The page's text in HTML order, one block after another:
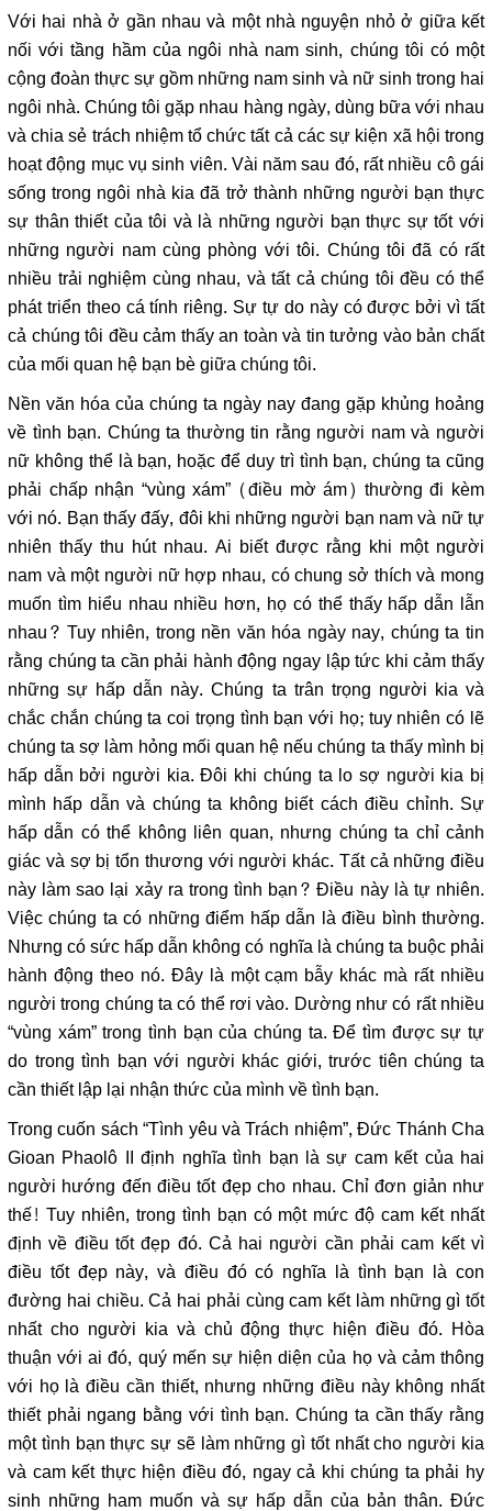
Với hai nhà ở gần nhau và một nhà nguyện nhỏ ở giữa kết
nối với tầng hầm của ngôi nhà nam sinh, chúng tôi có một
cộng đoàn thực sự gồm những nam sinh và nữ sinh trong hai
ngôi nhà. Chúng tôi gặp nhau hàng ngày, dùng bữa với nhau
và chia sẻ trách nhiệm tổ chức tất cả các sự kiện xã hội trong
hoạt động mục vụ sinh viên. Vài năm sau đó, rất nhiều cô gái
sống trong ngôi nhà kia đã trở thành những người bạn thực
sự thân thiết của tôi và là những người bạn thực sự tốt với
những người nam cùng phòng với tôi. Chúng tôi đã có rất
nhiều trải nghiệm cùng nhau, và tất cả chúng tôi đều có thể
phát triển theo cá tính riêng. Sự tự do này có được bởi vì tất
cả chúng tôi đều cảm thấy an toàn và tin tưởng vào bản chất
của mối quan hệ bạn bè giữa chúng tôi.
Nền văn hóa của chúng ta ngày nay đang gặp khủng hoảng
về tình bạn. Chúng ta thường tin rằng người nam và người
nữ không thể là bạn, hoặc để duy trì tình bạn, chúng ta cũng
phải chấp nhận “vùng xám” (điều mờ ám) thường đi kèm
với nó. Bạn thấy đấy, đôi khi những người bạn nam và nữ tự
nhiên thấy thu hút nhau. Ai biết được rằng khi một người
nam và một người nữ hợp nhau, có chung sở thích và mong
muốn tìm hiểu nhau nhiều hơn, họ có thể thấy hấp dẫn lẫn
nhau? Tuy nhiên, trong nền văn hóa ngày nay, chúng ta tin
rằng chúng ta cần phải hành động ngay lập tức khi cảm thấy
những sự hấp dẫn này. Chúng ta trân trọng người kia và
chắc chắn chúng ta coi trọng tình bạn với họ; tuy nhiên có lẽ
chúng ta sợ làm hỏng mối quan hệ nếu chúng ta thấy mình bị
hấp dẫn bởi người kia. Đôi khi chúng ta lo sợ người kia bị
mình hấp dẫn và chúng ta không biết cách điều chỉnh. Sự
hấp dẫn có thể không liên quan, nhưng chúng ta chỉ cảnh
giác và sợ bị tổn thương với người khác. Tất cả những điều
này làm sao lại xảy ra trong tình bạn? Điều này là tự nhiên.
Việc chúng ta có những điểm hấp dẫn là điều bình thường.
Nhưng có sức hấp dẫn không có nghĩa là chúng ta buộc phải
hành động theo nó. Đây là một cạm bẫy khác mà rất nhiều
người trong chúng ta có thể rơi vào. Dường như có rất nhiều
“vùng xám” trong tình bạn của chúng ta. Để tìm được sự tự
do trong tình bạn với người khác giới, trước tiên chúng ta
cần thiết lập lại nhận thức của mình về tình bạn.
Trong cuốn sách “Tình yêu và Trách nhiệm”, Đức Thánh Cha
Gioan Phaolô II định nghĩa tình bạn là sự cam kết của hai
người hướng đến điều tốt đẹp cho nhau. Chỉ đơn giản như
thế! Tuy nhiên, trong tình bạn có một mức độ cam kết nhất
định về điều tốt đẹp đó. Cả hai người cần phải cam kết vì
điều tốt đẹp này, và điều đó có nghĩa là tình bạn là con
đường hai chiều. Cả hai phải cùng cam kết làm những gì tốt
nhất cho người kia và chủ động thực hiện điều đó. Hòa
thuận với ai đó, quý mến sự hiện diện của họ và cảm thông
với họ là điều cần thiết, nhưng những điều này không nhất
thiết phải ngang bằng với tình bạn. Chúng ta cần thấy rằng
một tình bạn thực sự sẽ làm những gì tốt nhất cho người kia
và cam kết thực hiện điều đó, ngay cả khi chúng ta phải hy
sinh những ham muốn và sự hấp dẫn của bản thân. Đức